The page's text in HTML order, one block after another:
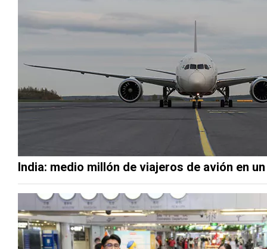
India: medio millón de viajeros de avión en